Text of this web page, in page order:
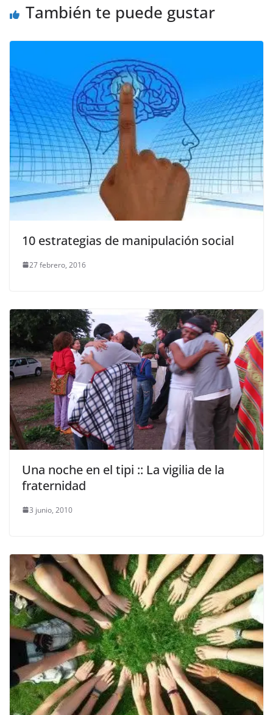
También te puede gustar
10 estrategias de manipulación social
27 febrero, 2016
Una noche en el tipi :: La vigilia de la
fraternidad
3 junio, 2010